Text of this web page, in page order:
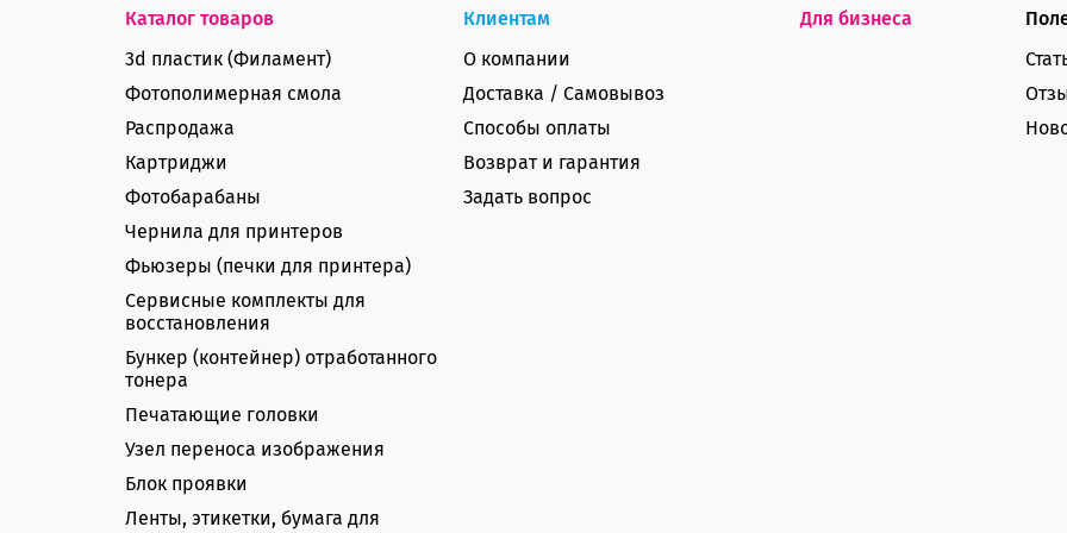
Каталог товаров
3d пластик (Филамент)
Фотополимерная смола
Распродажа
Картриджи
Фотобарабаны
Чернила для принтеров
Фьюзеры (печки для принтера)
Сервисные комплекты для
восстановления
Бункер (контейнер) отработанного
тонера
Печатающие головки
Узел переноса изображения
Блок проявки
Ленты, этикетки, бумага для
Клиентам
О компании
Доставка / Самовывоз
Способы оплаты
Возврат и гарантия
Задать вопрос
Для бизнеса